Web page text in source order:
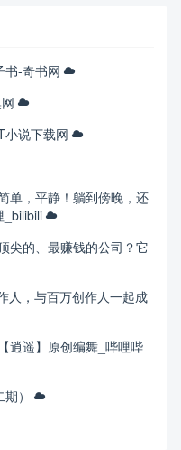
书-奇书网
小说下载网
单，平静！躺到傍晚，还
_bilibili
尖的、最赚钱的公司？它
人，与百万创作人一起成
逍遥】原创编舞_哔哩哔
）